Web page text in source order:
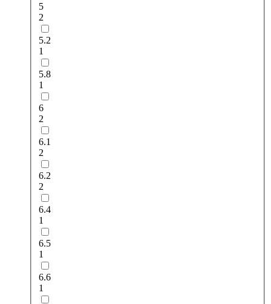
5
2
5.2
1
5.8
1
6
2
6.1
2
6.2
2
6.4
1
6.5
1
6.6
1